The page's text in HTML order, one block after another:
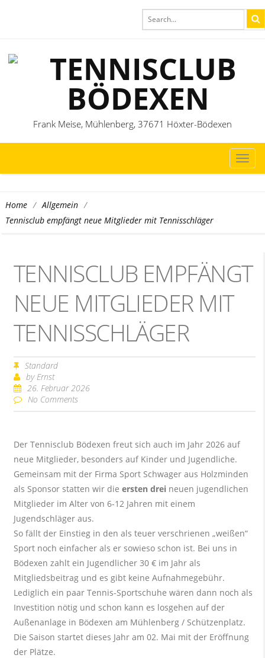
Frank Meise, Mühlenberg, 37671 Höxter-Bödexen
Home / Allgemein /
Tennisclub empfängt neue Mitglieder mit Tennisschläger
TENNISCLUB EMPFÄNGT
NEUE MITGLIEDER MIT
TENNISSCHLÄGER
Standard
by Ernst
26. Februar 2026
No Comments
Der Tennisclub Bödexen freut sich auch im Jahr 2026 auf
neue Mitglieder, besonders auf Kinder und Jugendliche.
Gemeinsam mit der Firma Sport Schwager aus Holzminden
als Sponsor statten wir dieersten drei neuen jugendlichen
Mitglieder im Alter von 6-12 Jahren mit einem
Jugendschläger aus.
So fällt der Einstieg in den als teuer verschrienen „weißen“
Sport noch einfacher als er sowieso schon ist. Bei uns in
Bödexen zahlt ein Jugendlicher 30 € im Jahr als
Mitgliedsbeitrag und es gibt keine Aufnahmegebühr.
Lediglich ein paar Tennis-Sportschuhe wären dann noch als
Investition nötig und schon kann es losgehen auf der
Außenanlage in Bödexen am Mühlenberg / Schützenplatz.
Die Saison startet dieses Jahr am 02. Mai mit der Eröffnung
der Plätze.